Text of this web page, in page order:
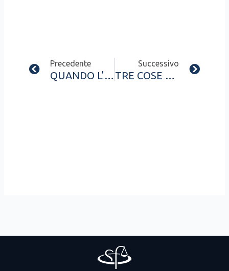
Precedente
QUANDO L’AMORE INCONTRA IL DIRITTO: TUTTO SUI CONTRATTI DI CONVIVENZA
Successivo
TRE COSE DA DECIDERE PRIMA DEL “SÌ” PER COSTRUIRE LA SERENITÀ DI DOMANI